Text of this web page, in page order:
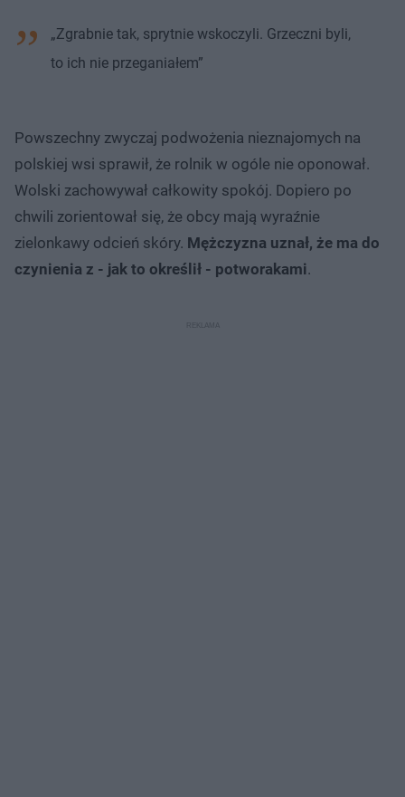
„Zgrabnie tak, sprytnie wskoczyli. Grzeczni byli,
to ich nie przeganiałem”
Powszechny zwyczaj podwożenia nieznajomych na
polskiej wsi sprawił, że rolnik w ogóle nie oponował.
Wolski zachowywał całkowity spokój. Dopiero po
chwili zorientował się, że obcy mają wyraźnie
zielonkawy odcień skóry. Mężczyzna uznał, że ma do
czynienia z - jak to określił - potworakami.